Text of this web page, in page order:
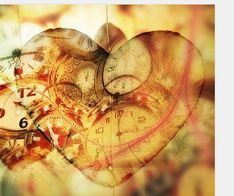
à la Numérologie